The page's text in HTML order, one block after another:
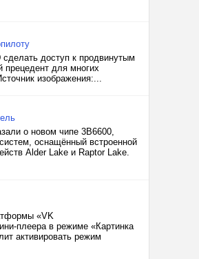
сделать доступ к продвинутым
для многих
изображения:...
о новом чипе 3B6600,
оснащённый встроенной
Alder Lake и Raptor Lake.
«VK
плеера в режиме «Картинка
активировать режим